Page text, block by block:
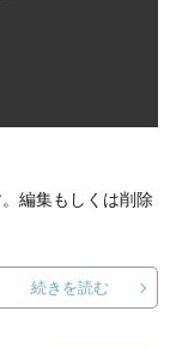
ジ
編集もしくは削除
続きを読む